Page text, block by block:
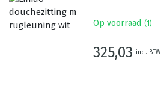
Op voorraad (1 )
325,03 incl. BTW